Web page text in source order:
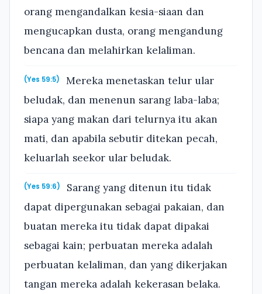
orang mengandalkan kesia-siaan dan
mengucapkan dusta, orang mengandung
bencana dan melahirkan kelaliman.
(Yes 59:5)
Mereka menetaskan telur ular
beludak, dan menenun sarang laba-laba;
siapa yang makan dari telurnya itu akan
mati, dan apabila sebutir ditekan pecah,
keluarlah seekor ular beludak.
(Yes 59:6)
Sarang yang ditenun itu tidak
dapat dipergunakan sebagai pakaian, dan
buatan mereka itu tidak dapat dipakai
sebagai kain; perbuatan mereka adalah
perbuatan kelaliman, dan yang dikerjakan
tangan mereka adalah kekerasan belaka.